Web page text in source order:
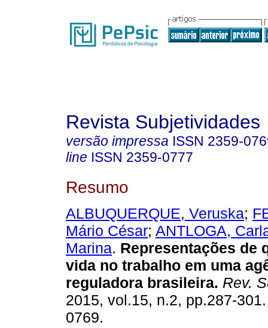
Revista Subjetividades
versão impressa ISSN 2359-
line ISSN 2359-0777
Resumo
ALBUQUERQUE, Veruska;
Mário César; ANTLOGA,
Marina. Representações de
vida no trabalho em uma
reguladora brasileira. Rev.
2015, vol.15, n.2, pp.287-
0769.